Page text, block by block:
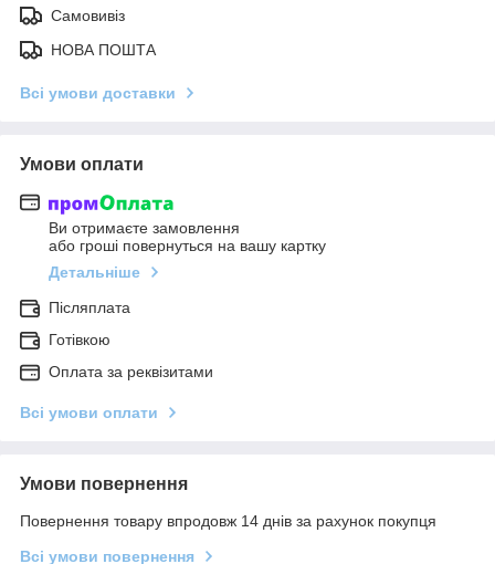
Самовивіз
НОВА ПОШТА
Всі умови доставки
Умови оплати
Ви отримаєте замовлення
або гроші повернуться на вашу картку
Детальніше
Післяплата
Готівкою
Оплата за реквізитами
Всі умови оплати
Умови повернення
Повернення товару впродовж 14 днів за рахунок покупця
Всі умови повернення